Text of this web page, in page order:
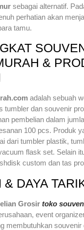
sebagai alternatif.
perhatian akan
tamu.
&
adalah sebuah
tumbler dan souvenir
pembelian dalam
100 pcs. Produk
dari tumbler plastik,
flask set. Selain
custom dan tas
DAYA
Grosir toko
event
membutuhkan souvenir